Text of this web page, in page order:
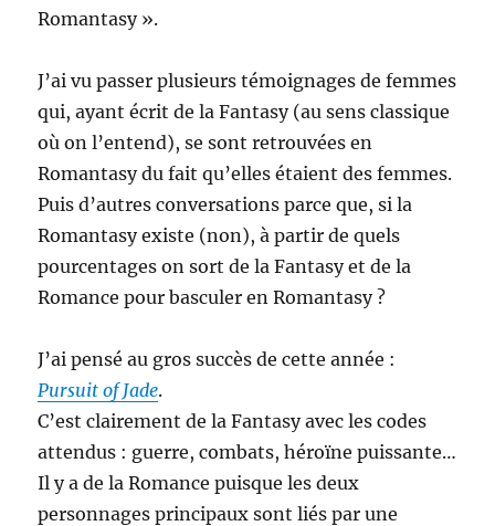
Romantasy ».
J’ai vu passer plusieurs témoignages de femmes
qui, ayant écrit de la Fantasy (au sens classique
où on l’entend), se sont retrouvées en
Romantasy du fait qu’elles étaient des femmes.
Puis d’autres conversations parce que, si la
Romantasy existe (non), à partir de quels
pourcentages on sort de la Fantasy et de la
Romance pour basculer en Romantasy ?
J’ai pensé au gros succès de cette année :
Pursuit of Jade.
C’est clairement de la Fantasy avec les codes
attendus : guerre, combats, héroïne puissante…
Il y a de la Romance puisque les deux
personnages principaux sont liés par une